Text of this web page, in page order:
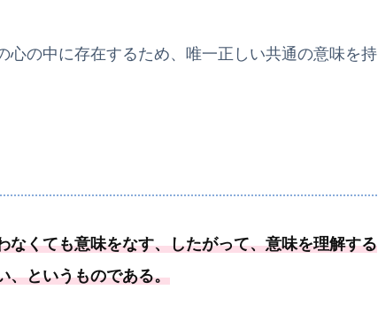
心の中に存在するため、唯一正しい共通の意味を持
なくても意味をなす、したがって、意味を理解する
、というものである。